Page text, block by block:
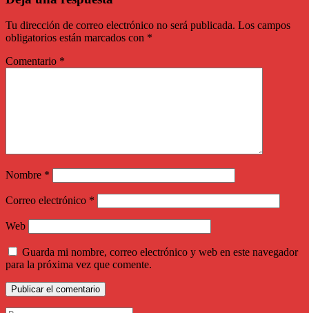
Tu dirección de correo electrónico no será publicada. Los campos
obligatorios están marcados con *
Comentario *
Nombre *
Correo electrónico *
Web
Guarda mi nombre, correo electrónico y web en este navegador
para la próxima vez que comente.